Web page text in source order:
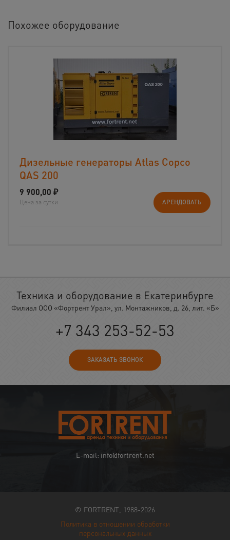
Похожее оборудование
Дизельные генераторы Atlas Copco
QAS 200
9 900,00 ₽
Цена за сутки АРЕНДОВАТЬ
Техника и оборудование в Екатеринбурге
Филиал ООО «Фортрент Урал», ул. Монтажников, д. 26, лит. «Б»
+7 343 253-52-53
ЗАКАЗАТЬ ЗВОНОК
E-mail: info@fortrent.net
© FORTRENT, 1988-2026
Политика в отношении обработки
персональных данных